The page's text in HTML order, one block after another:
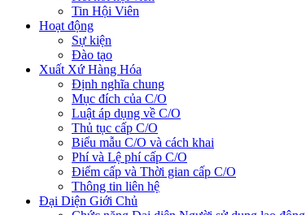
Tin Hội Viên
Hoạt động
Sự kiện
Đào tạo
Xuất Xứ Hàng Hóa
Định nghĩa chung
Mục đích của C/O
Luật áp dụng về C/O
Thủ tục cấp C/O
Biểu mẫu C/O và cách khai
Phí và Lệ phí cấp C/O
Điểm cấp và Thời gian cấp C/O
Thông tin liên hệ
Đại Diện Giới Chủ